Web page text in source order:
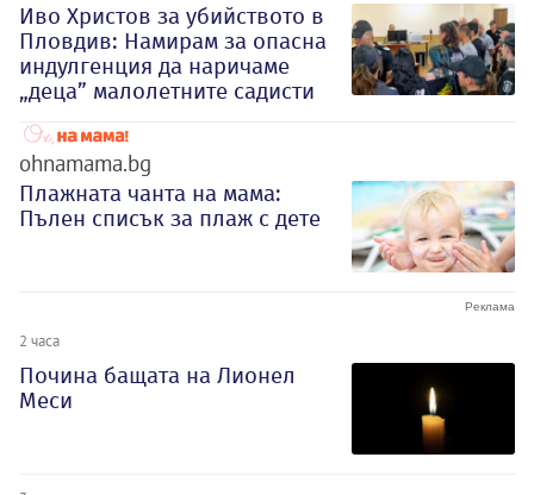
Иво Христов за убийството в
Пловдив: Намирам за опасна
индулгенция да наричаме
„деца” малолетните садисти
ohnamama.bg
Плажната чанта на мама:
Пълен списък за плаж с дете
2 часа
Почина бащата на Лионел
Меси